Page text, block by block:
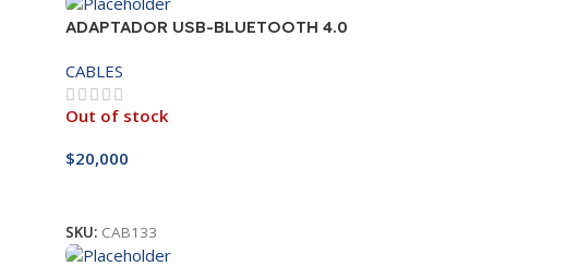
ADAPTADOR USB-BLUETOOTH 4.0
CABLES
Out of stock
$20,000
SKU: CAB133